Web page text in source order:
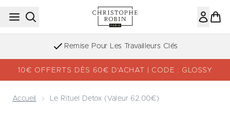
Passer au contenu principal
Remise Pour Les Travailleurs Clés
10€ OFFERTS DÈS 60€ D’ACHAT | CODE : GLOSSY
Accueil Le Rituel Detox (valeur 62.00€)